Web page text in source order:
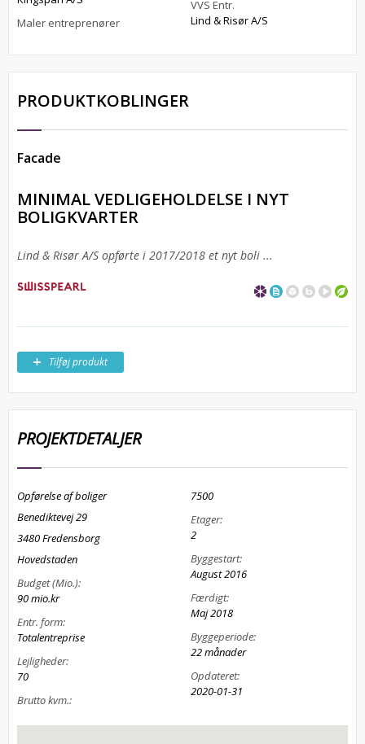
Maler entreprenører
VVS Entr.
Lind & Risør A/S
PRODUKTKOBLINGER
Facade
MINIMAL VEDLIGEHOLDELSE I NYT
BOLIGKVARTER
Lind & Risør A/S opførte i 2017/2018 et nyt boli ...
Tilføj produkt
PROJEKTDETALJER
Opførelse af boliger
Benediktevej 29
3480 Fredensborg
Hovedstaden
Budget (Mio.):
90 mio.kr
Entr. form:
Totalentreprise
Lejligheder:
70
Brutto kvm.:
7500
Etager:
2
Byggestart:
August 2016
Færdigt:
Maj 2018
Byggeperiode:
22 månader
Opdateret:
2020-01-31